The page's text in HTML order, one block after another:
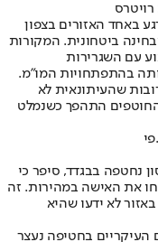
רויטרס
באחד האזורים בצפון
ביטחונית. המקורות
עם השגרירות
בהתפתחויות המו"מ.
שהעיתונאית לא
התהפך כשנמלט
נחטפה בבגדד, סיפר כי
את האישה במהירות. זה
לא ידעו שהיא
העיקריים בחטיפה נעצר